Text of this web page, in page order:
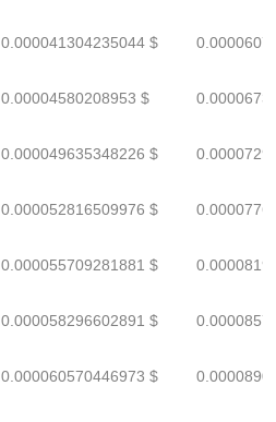
0.000041304235044 $
0.00004580208953 $
0.000049635348226 $
0.000052816509976 $
0.000055709281881 $
0.000058296602891 $
0.000060570446973 $